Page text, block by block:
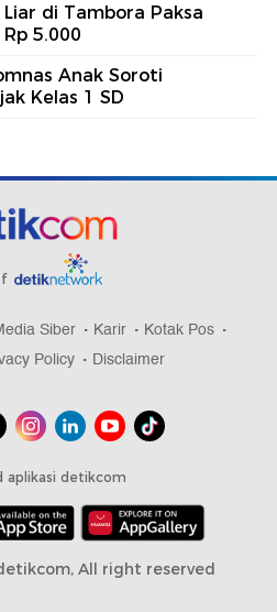
di Tambora Paksa
5.000
Anak Soroti
Kelas 1 SD
Siber Karir
Kotak Pos
Policy Disclaimer
aplikasi detikcom
All right reserved